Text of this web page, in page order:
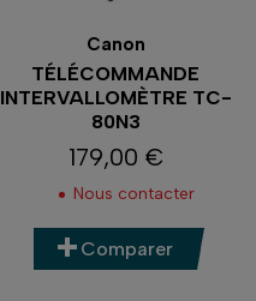
Canon
TÉLÉCOMMANDE
INTERVALLOMÈTRE TC-
80N3
Prix
179,00 €
Nous contacter
Comparer